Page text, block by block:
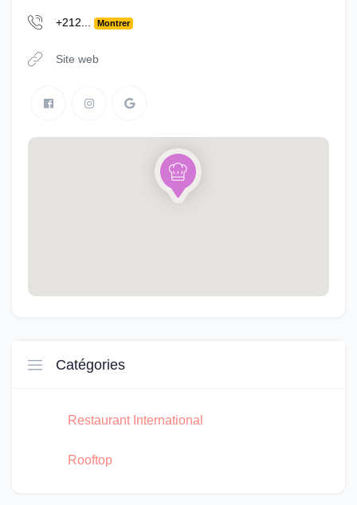
+212... Montrer
Site web
Catégories
Restaurant International
Rooftop